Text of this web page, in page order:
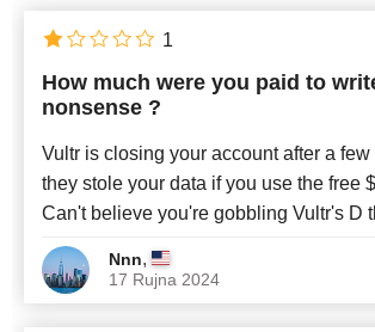
How much were you paid to
nonsense ?
Vultr is closing your account after a
they stole your data if you use the free
Can't believe you're gobbling Vultr's D
Nnn,
17 Rujna 2024
1